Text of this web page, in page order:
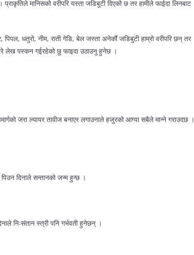
मानिसको वरीपरि यस्ता जडिबुटी दिएको छ तर हामीले फाईदा लिनबाट
धतुरो, नीम, राती गेडि, बेल जस्ता अनेकौं जडिबुटी हाम्रो वरीपरि छन् तर
लेख पस्कन गईरहेको छु फाइदा उठाउनु हुनेछ ।
जरा ल्यायर तावीज बनाएर लगाउनाले हजुरको आग्या सबैले मान्ने गराउदछ ।
पिउन दिनाले सन्तानको जन्म हुन्छ ।
निःसंतान स्त्री पनि गर्भवती हुनेछन् ।